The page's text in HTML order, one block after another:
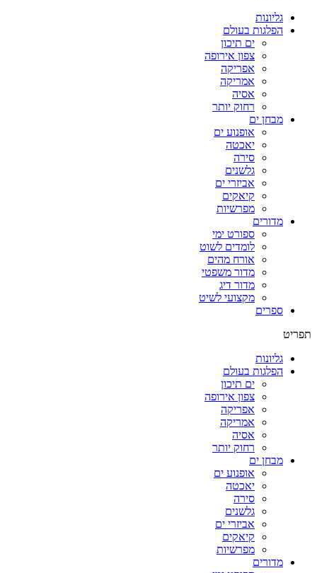
גליונות
הפלגות בעולם
ים תיכון
צפון אירופה
אפריקה
אמריקה
אסיה
רחוק יותר
מבחן ים
אופנוע ים
יאכטה
סירה
גלשנים
אביזרי ים
קיאקים
מפרשיות
מדורים
ספורט ימי
לומדים לשוט
אורח מהים
מדור משפטי
מדור דיג
מקצועי לשיט
ספרים
תפריט
גליונות
הפלגות בעולם
ים תיכון
צפון אירופה
אפריקה
אמריקה
אסיה
רחוק יותר
מבחן ים
אופנוע ים
יאכטה
סירה
גלשנים
אביזרי ים
קיאקים
מפרשיות
מדורים